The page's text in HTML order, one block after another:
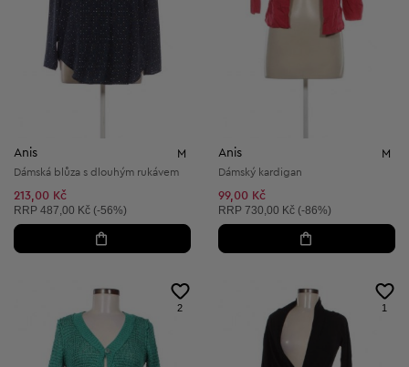
Anis M
Dámská blůza s dlouhým rukávem
213,00 Kč
Doporučená cena:
RRP 487,00 Kč (-56%)
Anis M
Dámský kardigan
99,00 Kč
Doporučená cena:
RRP 730,00 Kč (-86%)
2 1